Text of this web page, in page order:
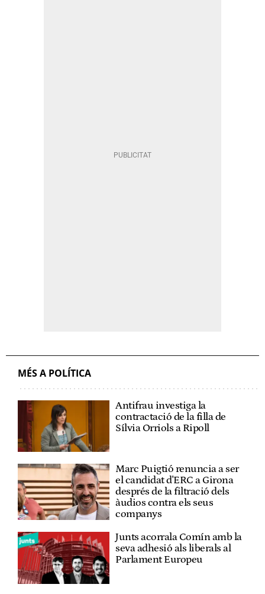
MÉS A POLÍTICA
Antifrau investiga la
contractació de la filla de
Sílvia Orriols a Ripoll
Marc Puigtió renuncia a ser
el candidat d'ERC a Girona
després de la filtració dels
àudios contra els seus
companys
Junts acorrala Comín amb la
seva adhesió als liberals al
Parlament Europeu